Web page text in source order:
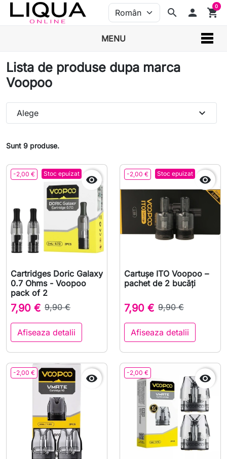
search person shopping_cart
0
MENU
Lista de produse dupa marca
Voopoo
Sunt 9 produse.
Alege expand_more
-2,00 € Stoc epuizat

Cartridges Doric Galaxy
0.7 Ohms - Voopoo
pack of 2
7,90 € 9,90 €
Afiseaza detalii
-2,00 € Stoc epuizat

Cartușe ITO Voopoo –
pachet de 2 bucăți
7,90 € 9,90 €
Afiseaza detalii
-2,00 €  -2,00 € 